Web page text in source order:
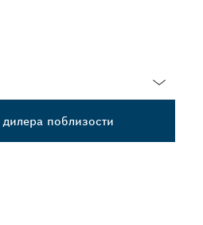
дилера поблизости